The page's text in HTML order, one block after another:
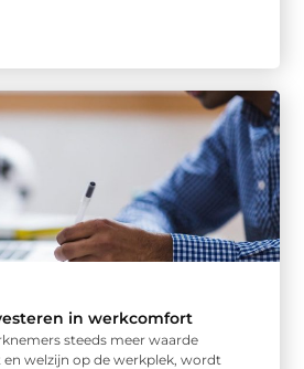
in werkcomfort
steeds meer waarde
welzijn op de werkplek, wordt